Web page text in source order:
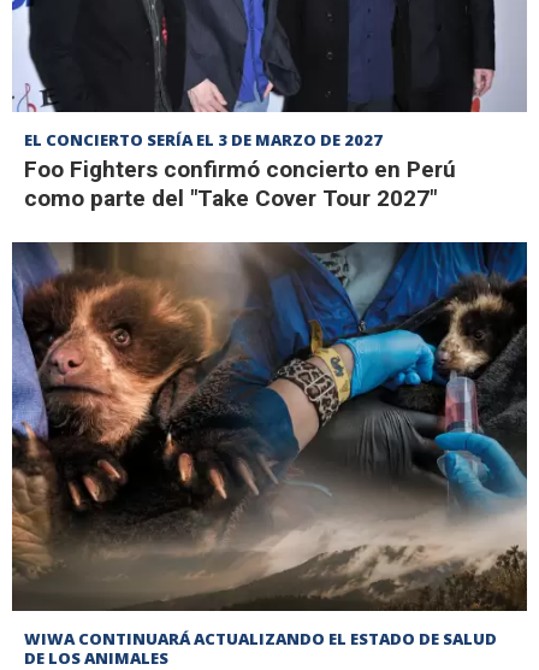
EL CONCIERTO SERÍA EL 3 DE MARZO DE 2027
Foo Fighters confirmó concierto en Perú
como parte del "Take Cover Tour 2027"
WIWA CONTINUARÁ ACTUALIZANDO EL ESTADO DE SALUD
DE LOS ANIMALES